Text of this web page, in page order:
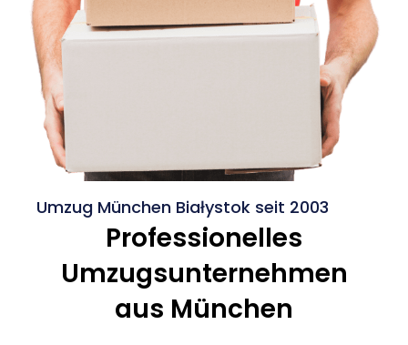
Umzug München Białystok seit 2003
Professionelles
Umzugsunternehmen
aus München